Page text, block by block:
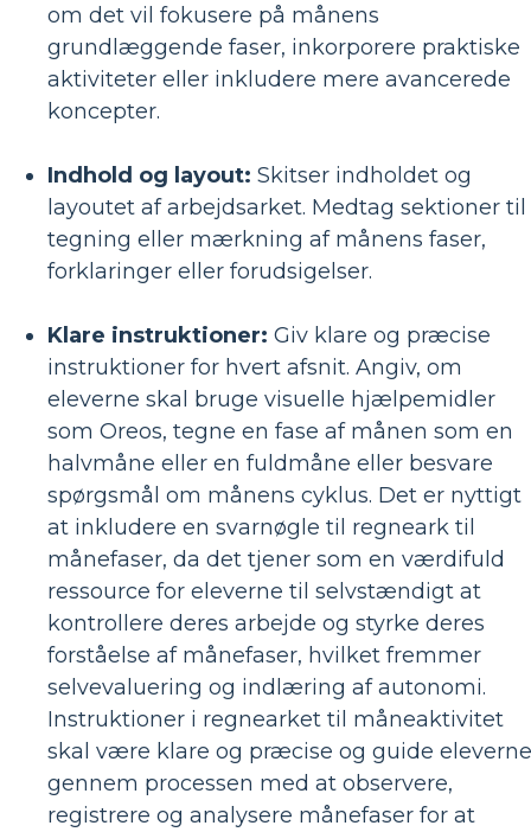
om det vil fokusere på månens
grundlæggende faser, inkorporere praktiske
aktiviteter eller inkludere mere avancerede
koncepter.
Indhold og layout: Skitser indholdet og
layoutet af arbejdsarket. Medtag sektioner til
tegning eller mærkning af månens faser,
forklaringer eller forudsigelser.
Klare instruktioner: Giv klare og præcise
instruktioner for hvert afsnit. Angiv, om
eleverne skal bruge visuelle hjælpemidler
som Oreos, tegne en fase af månen som en
halvmåne eller en fuldmåne eller besvare
spørgsmål om månens cyklus. Det er nyttigt
at inkludere en svarnøgle til regneark til
månefaser, da det tjener som en værdifuld
ressource for eleverne til selvstændigt at
kontrollere deres arbejde og styrke deres
forståelse af månefaser, hvilket fremmer
selvevaluering og indlæring af autonomi.
Instruktioner i regnearket til måneaktivitet
skal være klare og præcise og guide eleverne
gennem processen med at observere,
registrere og analysere månefaser for at